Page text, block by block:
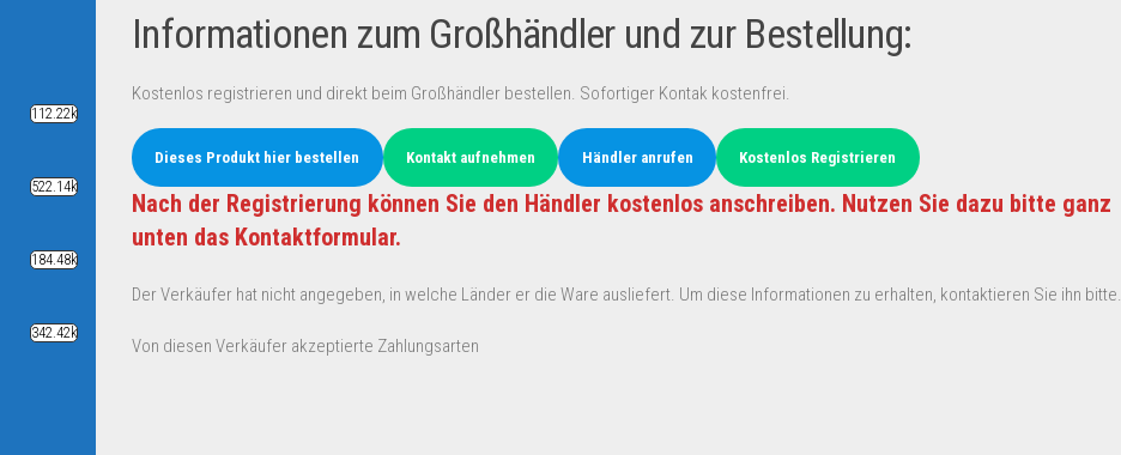
Informationen zum Großhändler und zur Bestellung:
Kostenlos registrieren und direkt beim Großhändler bestellen. Sofortiger Kontak kostenfrei.
Dieses Produkt hier bestellen Kontakt aufnehmen Händler anrufen Kostenlos Registrieren
Nach der Registrierung können Sie den Händler kostenlos anschreiben. Nutzen Sie dazu bitte ganz
unten das Kontaktformular.
Der Verkäufer hat nicht angegeben, in welche Länder er die Ware ausliefert. Um diese Informationen zu erhalten, kontaktieren Sie ihn bitte.
Von diesen Verkäufer akzeptierte Zahlungsarten
112.22k
522.14k
184.48k
342.42k